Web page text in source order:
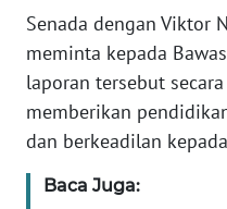
Senada dengan Viktor
meminta kepada
laporan tersebut
memberikan
dan berkeadilan
Baca Juga:
SIBER
DISCLAIMER